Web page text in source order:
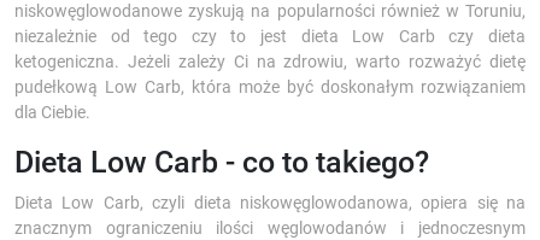
niskowęglowodanowe zyskują na popularności również w Toruniu,
niezależnie od tego czy to jest dieta Low Carb czy dieta
ketogeniczna. Jeżeli zależy Ci na zdrowiu, warto rozważyć dietę
pudełkową Low Carb, która może być doskonałym rozwiązaniem
dla Ciebie.
Dieta Low Carb - co to takiego?
Dieta Low Carb, czyli dieta niskowęglowodanowa, opiera się na
znacznym ograniczeniu ilości węglowodanów i jednoczesnym